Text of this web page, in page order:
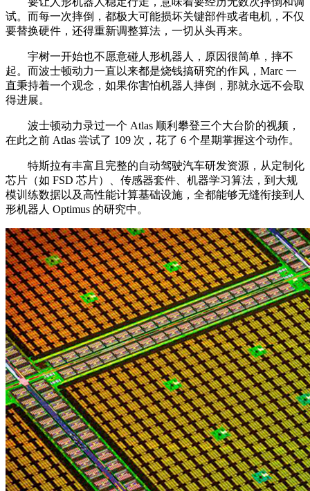
试。而每一次摔倒，都极大可能损坏关键部件或者电机，不仅
要替换硬件，还得重新调整算法，一切从头再来。
宇树一开始也不愿意碰人形机器人，原因很简单，摔不
起。而波士顿动力一直以来都是烧钱搞研究的作风，Marc 一
直秉持着一个观念，如果你害怕机器人摔倒，那就永远不会取
得进展。
波士顿动力录过一个 Atlas 顺利攀登三个大台阶的视频，
在此之前 Atlas 尝试了 109 次，花了 6 个星期掌握这个动作。
特斯拉有丰富且完整的自动驾驶汽车研发资源，从定制化
芯片（如 FSD 芯片）、传感器套件、机器学习算法，到大规
模训练数据以及高性能计算基础设施，全都能够无缝衔接到人
形机器人 Optimus 的研究中。